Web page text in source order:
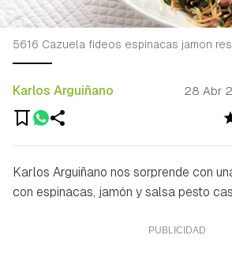
Karlos Arguiñano 28 Abr
5616 Cazuela fideos espinacas jamon
Karlos Arguiñano nos sorprende con
con espinacas, jamón y salsa pesto